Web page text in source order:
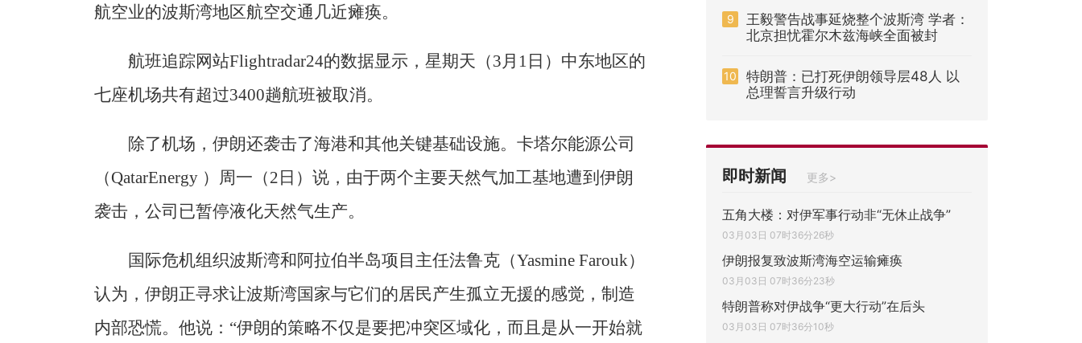
航空业的波斯湾地区航空交通几近瘫痪。
航班追踪网站Flightradar24的数据显示，星期天（3月1日）中东地区的
七座机场共有超过3400趟航班被取消。
除了机场，伊朗还袭击了海港和其他关键基础设施。卡塔尔能源公司
（QatarEnergy ）周一（2日）说，由于两个主要天然气加工基地遭到伊朗
袭击，公司已暂停液化天然气生产。
国际危机组织波斯湾和阿拉伯半岛项目主任法鲁克（Yasmine Farouk）
认为，伊朗正寻求让波斯湾国家与它们的居民产生孤立无援的感觉，制造
内部恐慌。他说：“伊朗的策略不仅是要把冲突区域化，而且是从一开始就
9
王毅警告战事延烧整个波斯湾 学者：
北京担忧霍尔木兹海峡全面被封
10
特朗普：已打死伊朗领导层48人 以
总理誓言升级行动
即时新闻 更多>
五角大楼：对伊军事行动非“无休止战争”
03月03日 07时36分26秒
伊朗报复致波斯湾海空运输瘫痪
03月03日 07时36分23秒
特朗普称对伊战争“更大行动”在后头
03月03日 07时36分10秒